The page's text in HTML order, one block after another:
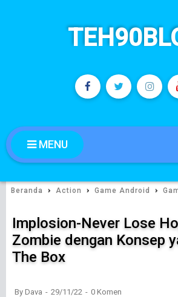
MENU
Beranda › Action › Game Android ›
Implosion-Never Lose
Zombie dengan Konsep
The Box
By Dava 29/11/22 0 Komen